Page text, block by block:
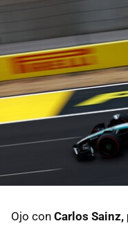
Ojo con Carlos